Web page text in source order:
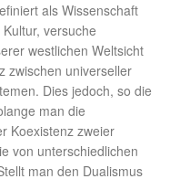
als Wissenschaft
versuche
westlichen Weltsicht
zwischen universeller
Dies jedoch, so die
man die
Koexistenz zweier
von unterschiedlichen
man den Dualismus